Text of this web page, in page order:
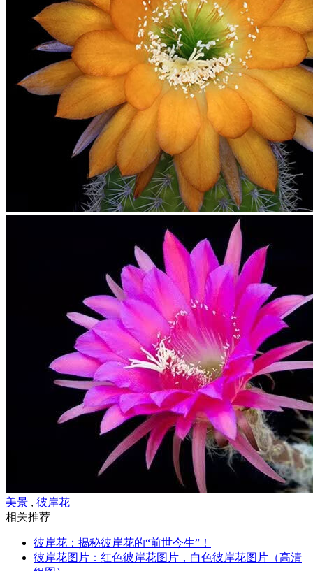
美景 , 彼岸花
相关推荐
彼岸花：揭秘彼岸花的“前世今生”！
彼岸花图片：红色彼岸花图片，白色彼岸花图片（高清